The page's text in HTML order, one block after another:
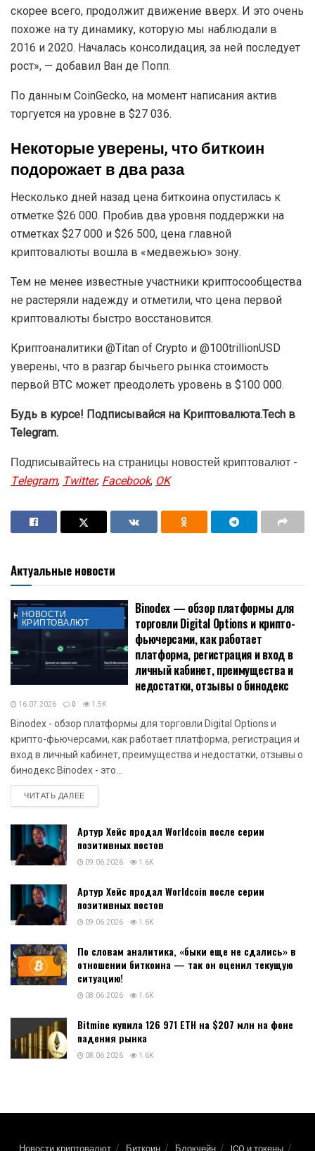
скорее всего, продолжит движение вверх. И это очень
похоже на ту динамику, которую мы наблюдали в
2016 и 2020. Началась консолидация, за ней последует
рост», — добавил Ван де Попп.
По данным CoinGecko, на момент написания актив
торгуется на уровне в $27 036.
Некоторые уверены, что биткоин
подорожает в два раза
Несколько дней назад цена биткоина опустилась к
отметке $26 000. Пробив два уровня поддержки на
отметках $27 000 и $26 500, цена главной
криптовалюты вошла в «медвежью» зону.
Тем не менее известные участники криптосообщества
не растеряли надежду и отметили, что цена первой
криптовалюты быстро восстановится.
Криптоаналитики @Titan of Crypto и @100trillionUSD
уверены, что в разгар бычьего рынка стоимость
первой BTC может преодолеть уровень в $100 000.
Будь в курсе! Подписывайся на Криптовалюта.Tech в
Telegram.
Подписывайтесь на страницы новостей криптовалют -
Telegram,Twitter,Facebook,OK
Актуальные новости
НОВОСТИ
КРИПТОВАЛЮТ
Binodex — обзор платформы для
торговли Digital Options и крипто-
фьючерсами, как работает
платформа, регистрация и вход в
личный кабинет, преимущества и
недостатки, отзывы о бинодекс
16.07.2026 0 1.5K
Binodex - обзор платформы для торговли Digital Options и
крипто-фьючерсами, как работает платформа, регистрация и
вход в личный кабинет, преимущества и недостатки, отзывы о
бинодекс Binodex - это...
ЧИТАТЬ ДАЛЕЕDETAILS
Артур Хейс продал Worldcoin после серии
позитивных постов
09.06.2026 1.6K
Артур Хейс продал Worldcoin после серии
позитивных постов
09.06.2026 1.6K
По словам аналитика, «быки еще не сдались» в
отношении биткоина — так он оценил текущую
ситуацию!
08.06.2026 1.6K
Bitmine купила 126 971 ETH на $207 млн на фоне
падения рынка
08.06.2026 1.6K